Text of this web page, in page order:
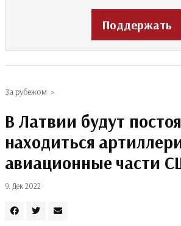
Поддержать
За рубежом »
В Латвии будут
находиться
авиационные части
9. Дек 2022